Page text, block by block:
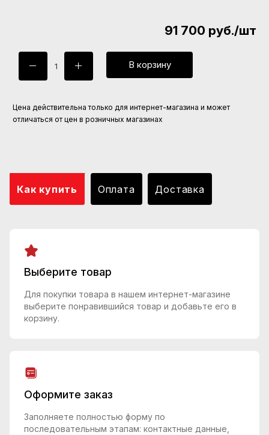
91 700 руб./шт
В корзину
Цена действительна только для интернет-магазина и может
отличаться от цен в розничных магазинах
Как купить Оплата Доставка
Выберите товар
Для покупки товара в нашем интернет-магазине
выберите понравившийся товар и добавьте его в
корзину.
Оформите заказ
Заполняете полностью форму по
последовательным этапам: контактные данные,